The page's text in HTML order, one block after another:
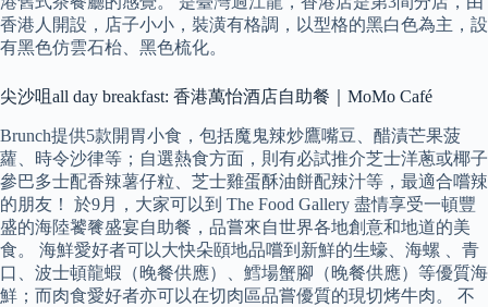
香港人開設，店子小小，裝潢有格調，以型格的黑白色為主，設
有黑色仿雲石枱、黑色梳化。
尖沙咀all day breakfast: 香港萬怡酒店自助餐｜MoMo Café
Brunch提供5款開胃小食，包括魔鬼辣炒鷹嘴豆、醋漬芒果菠
蘿、時令沙律等；自選熱食方面，則有必試推介芝士洋蔥或椰子
參巴多士配香辣薯仔粒、芝士雞蛋酥油餅配辣汁等，最適合嚐辣
的朋友！ 於9月，大家可以到 The Food Gallery 盡情享受一頓豐
盛的海陸饕餮盛宴自助餐，品嘗來自世界各地創意和地道的美
食。 海鮮愛好者可以大快朵頤地品嚐到新鮮的生蠔、海螺 、青
口、波士頓龍蝦（晚餐供應）、鱈場蟹腳（晚餐供應）等優質海
鮮；而肉食愛好者亦可以在切肉區品嘗優質的現切烤牛肉。 不